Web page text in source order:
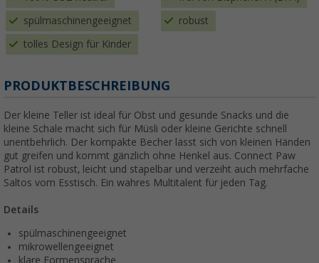
spülmaschinengeeignet robust
tolles Design für Kinder
PRODUKTBESCHREIBUNG
Der kleine Teller ist ideal für Obst und gesunde Snacks und die
kleine Schale macht sich für Müsli oder kleine Gerichte schnell
unentbehrlich. Der kompakte Becher lässt sich von kleinen Händen
gut greifen und kommt gänzlich ohne Henkel aus. Connect Paw
Patrol ist robust, leicht und stapelbar und verzeiht auch mehrfache
Saltos vom Esstisch. Ein wahres Multitalent für jeden Tag.
Details
spülmaschinengeeignet
mikrowellengeeignet
klare Formensprache